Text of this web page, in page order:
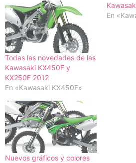
Todas las novedades de las
Kawasaki KX450F y
KX250F 2012
En «Kawasaki KX450F»
En
Nuevos gráficos y colores